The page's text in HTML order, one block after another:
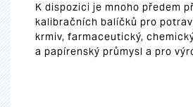
K dispozici je mnoho předem
kalibračních balíčků pro
krmiv, farmaceutický,
a papírenský průmysl a pro